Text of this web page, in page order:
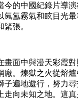
的中國紀錄片導
氳霧氣和眩目光
張。
面中與漫天彩霞
。煉獄之火從熔
遍地遊行，努力
向未知之地。這